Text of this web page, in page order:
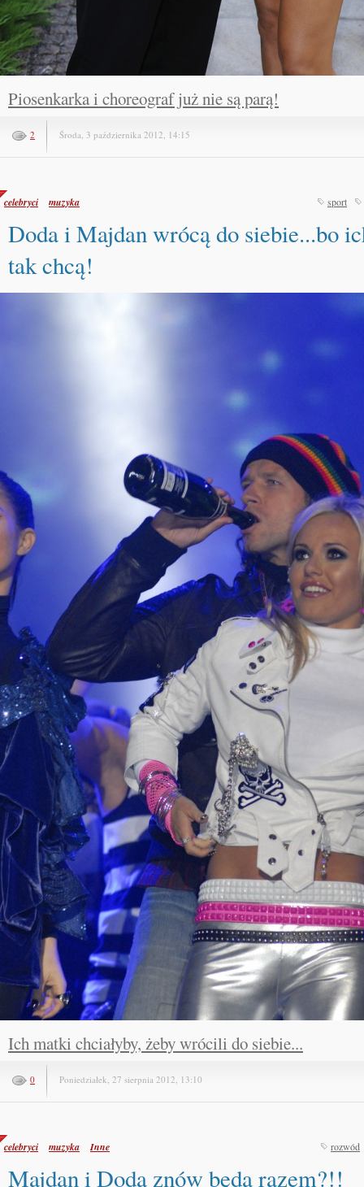
Piosenkarka i choreograf już nie są parą!
2 Środa, 3 października 2012, 14:15
celebryci muzyka sport
Doda i Majdan wrócą do siebie...bo
tak chcą!
Ich matki chciałyby, żeby wrócili do siebie...
0 Poniedziałek, 27 sierpnia 2012, 13:10
celebryci muzyka Inne rozwód
Majdan i Doda znów będą razem?!!